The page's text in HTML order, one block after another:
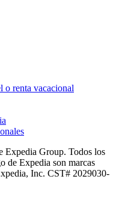
o renta vacacional
Expedia Group. Todos los
de Expedia son marcas
Inc. CST# 2029030-